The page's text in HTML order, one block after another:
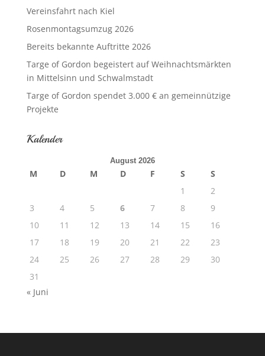
Vereinsfahrt nach Kiel
Rosenmontagsumzug 2026
Bereits bekannte Auftritte 2026
Targe of Gordon begeistert auf Weihnachtsmärkten
in Mittelsinn und Schwalmstadt
Targe of Gordon spendet 3.000 € an gemeinnützige
Projekte
Kalender
August 2026
M D M D F S
S
1
2
3
4 5 6 7 8
9
10
11 12 13 14 15
16
17
18 19 20 21 22
23
24
25 26 27 28 29
30
31
« Juni